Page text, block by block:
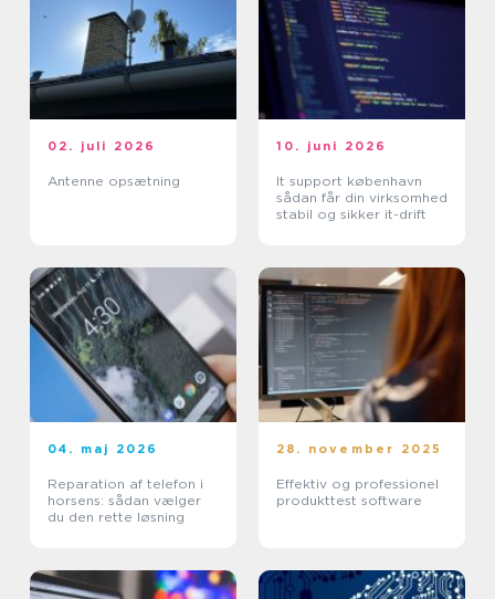
02. juli 2026
Antenne opsætning
10. juni 2026
It support københavn
sådan får din virksomhed
stabil og sikker it-drift
04. maj 2026
Reparation af telefon i
horsens: sådan vælger
du den rette løsning
28. november 2025
Effektiv og professionel
produkttest software